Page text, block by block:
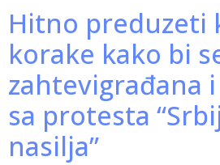
Hitno preduzeti
korake kako bi
zahtevigrađana
sa protesta
nasilja”